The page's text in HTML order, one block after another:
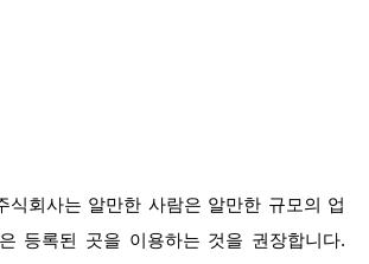
식회사는 알만한 사람은 알만한 규모의 업
등록된 곳을 이용하는 것을 권장합니다.